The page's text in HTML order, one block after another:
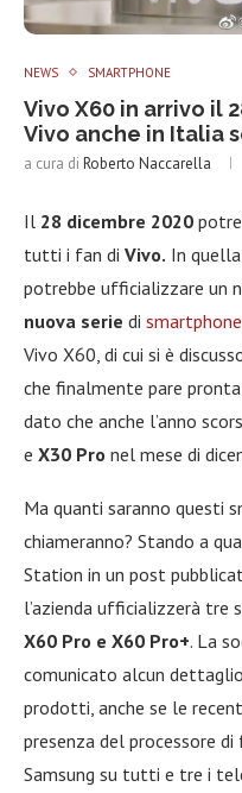
NEWS SMARTPHONE
Vivo X60 in arrivo il
Vivo anche in Italia
a cura di Roberto Naccarella
Il 28 dicembre 2020
tutti i fan di Vivo. In
potrebbe ufficializzare un
nuova serie di
Vivo X60, di cui si è
che finalmente pare
dato che anche l’anno
e X30 Pro nel mese di
Ma quanti saranno questi
chiameranno? Stando a
Station in un post
l’azienda ufficializzerà tre
X60 Pro e X60 Pro+. La
comunicato alcun
prodotti, anche se le
presenza del processore
Samsung su tutti e tre i